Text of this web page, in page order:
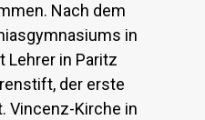
Nach dem
in
Lehrer in Paritz
der erste
Vincenz-Kirche in